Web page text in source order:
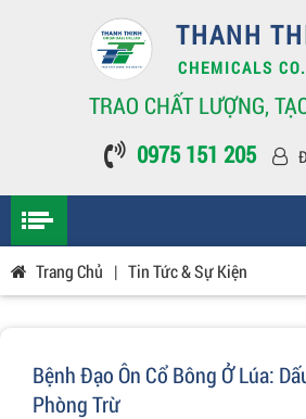
THANH
CHEMICALS
TRAO CHẤT LƯỢNG,
0975 151 205
Trang Chủ | Tin Tức & Sự Kiện
Bệnh Đạo Ôn Cổ Bông Ở Lúa:
Phòng Trừ